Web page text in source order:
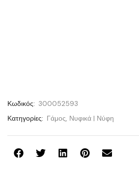
Κωδικός: 300052593
Κατηγορίες: Γάμος Νυφικά | Νύφη